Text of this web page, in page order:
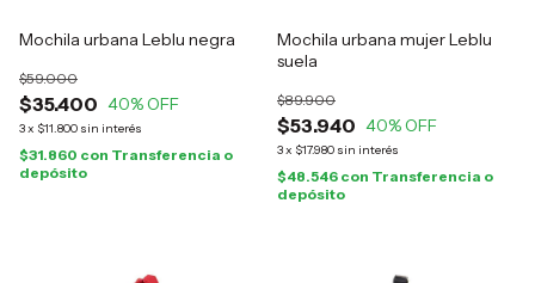
Mochila urbana Leblu negra
$35.400
$59.000
40% OFF
3x $11.800 sin interés
$31.860 con Transferencia o
depósito
Mochila urbana mujer Leblu
suela
$53.940
$89.900
40% OFF
3x $17.980 sin interés
$48.546 con Transferencia o
depósito